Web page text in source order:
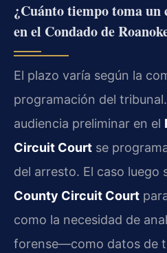
¿Cuánto tiempo toma un
en el Condado de
El plazo varía según la
programación del
audiencia preliminar en el
Circuit Court se
del arresto. El caso luego
County Circuit Court
como la necesidad de
forense—como datos de